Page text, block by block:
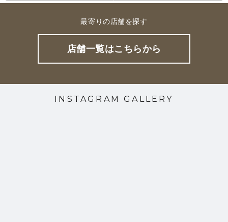
最寄りの店舗を探す
店舗一覧はこちらから
INSTAGRAM GALLERY